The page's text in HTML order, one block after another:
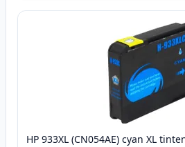
HP 933XL (CN054AE) cyan XL